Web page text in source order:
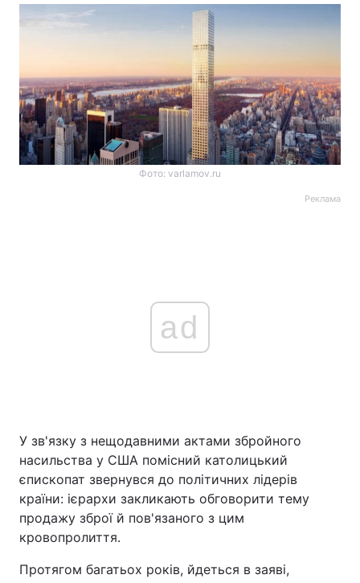
Фото: varlamov.ru
Реклама
ad
У зв'язку з нещодавними актами збройного
насильства у США помісний католицький
єпископат звернувся до політичних лідерів
країни: ієрархи закликають обговорити тему
продажу зброї й пов'язаного з цим
кровопролиття.
Протягом багатьох років, йдеться в заяві,